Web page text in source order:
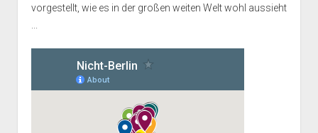
vorgestellt, wie es in der großen weiten Welt wohl aussieht